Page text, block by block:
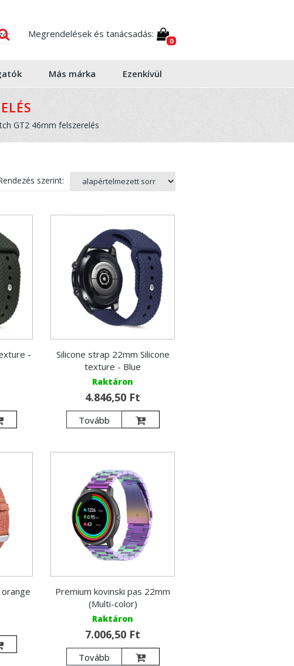
Megrendelések és tanácsadás:
0
Más márka Ezenkívül
GT2 46mm felszerelés
szerint:
-
Silicone strap 22mm Silicone
texture - Blue
Raktáron
4.846,50 Ft
Tovább
Premium kovinski pas 22mm
(Multi-color)
Raktáron
7.006,50 Ft
Tovább